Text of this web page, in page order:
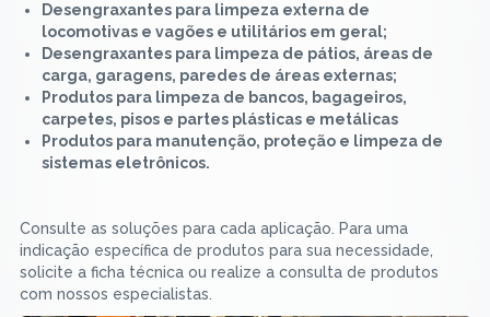
Desengraxantes para limpeza externa de
locomotivas e vagões e utilitários em geral;
Desengraxantes para limpeza de pátios, áreas de
carga, garagens, paredes de áreas externas;
Produtos para limpeza de bancos, bagageiros,
carpetes, pisos e partes plásticas e metálicas
Produtos para manutenção, proteção e limpeza de
sistemas eletrônicos.
Consulte as soluções para cada aplicação. Para uma
indicação específica de produtos para sua necessidade,
solicite a ficha técnica ou realize a consulta de produtos
com nossos especialistas.